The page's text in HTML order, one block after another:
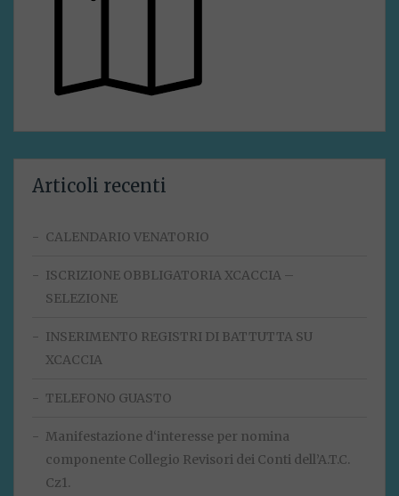
Articoli recenti
CALENDARIO VENATORIO
ISCRIZIONE OBBLIGATORIA XCACCIA –
SELEZIONE
INSERIMENTO REGISTRI DI BATTUTTA SU
XCACCIA
TELEFONO GUASTO
Manifestazione d‘interesse per nomina
componente Collegio Revisori dei Conti dell’A.T.C.
Cz1.